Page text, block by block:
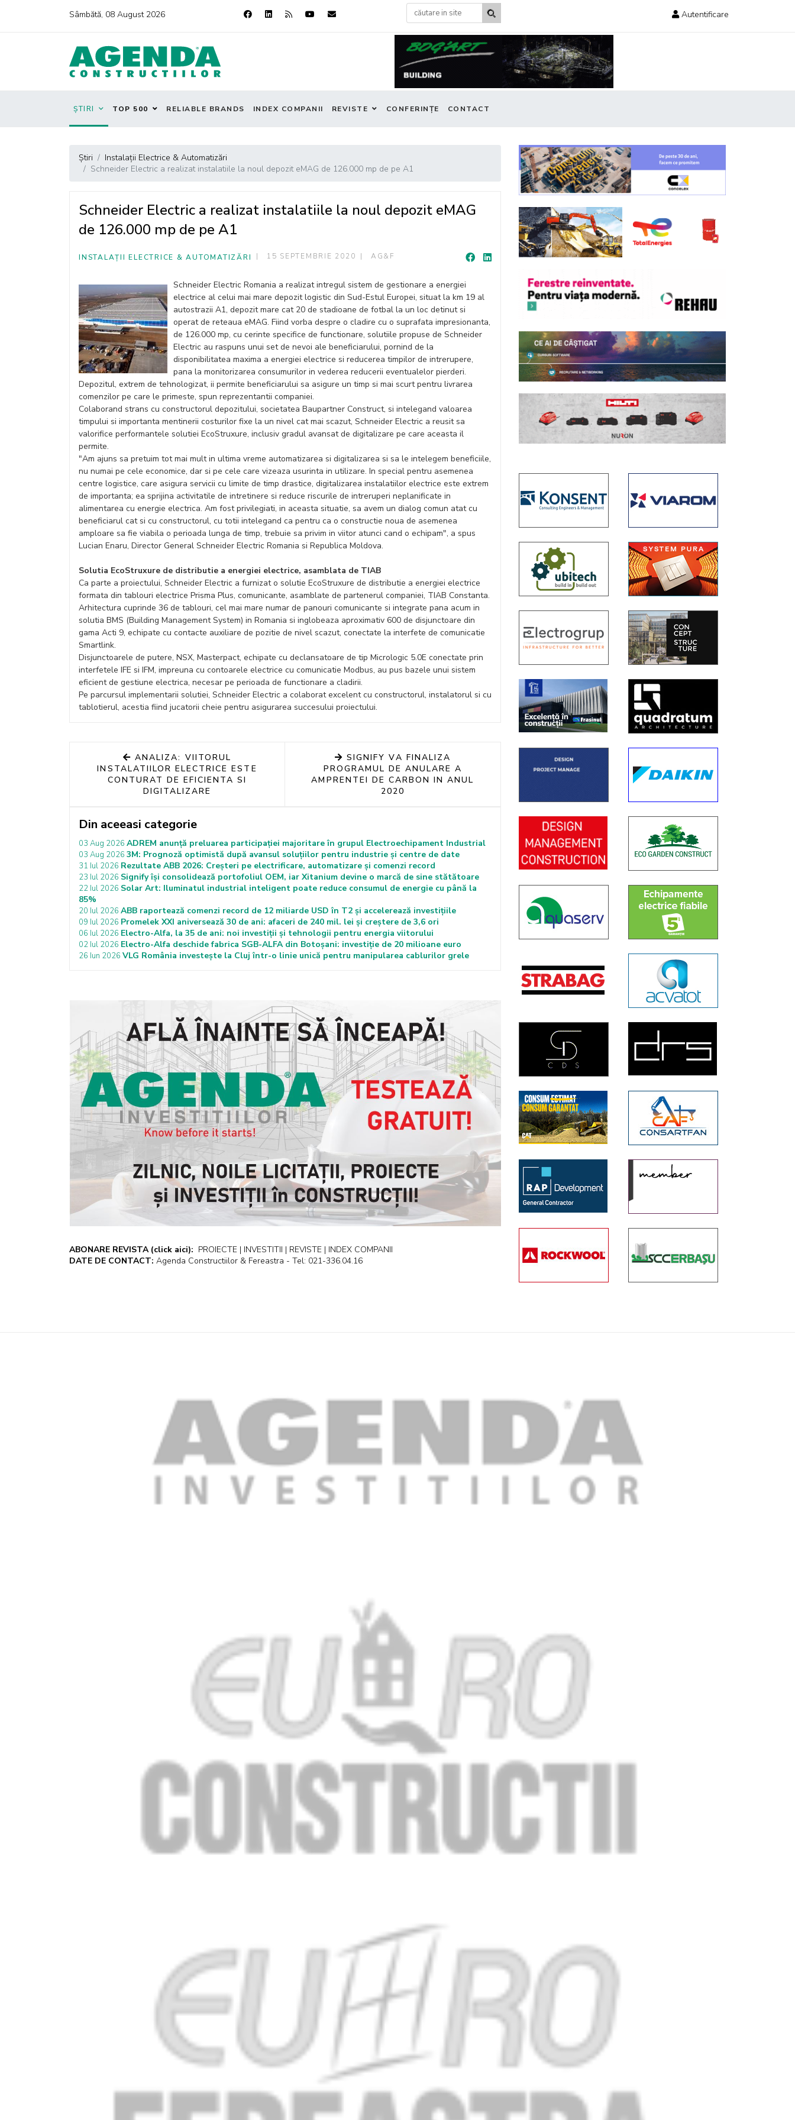
Sâmbătă, 08 August 2026 Autentificare
ȘTIRI TOP 500 RELIABLE BRANDS INDEX COMPANII REVISTE CONFERINȚE CONTACT
Știri
Instalații Electrice & Automatizări
Schneider Electric a realizat instalatiile la noul depozit eMAG de 126.000 mp de pe A1
Schneider Electric a realizat instalatiile la noul depozit eMAG
de 126.000 mp de pe A1
INSTALAȚII ELECTRICE & AUTOMATIZĂRI 15 SEPTEMBRIE 2020 AG&F
Schneider Electric Romania a realizat intregul sistem de gestionare a energiei
electrice al celui mai mare depozit logistic din Sud-Estul Europei, situat la km 19 al
autostrazii A1, depozit mare cat 20 de stadioane de fotbal la un loc detinut si
operat de reteaua eMAG. Fiind vorba despre o cladire cu o suprafata impresionanta,
de 126.000 mp, cu cerinte specifice de functionare, solutiile propuse de Schneider
Electric au raspuns unui set de nevoi ale beneficiarului, pornind de la
disponibilitatea maxima a energiei electrice si reducerea timpilor de intrerupere,
pana la monitorizarea consumurilor in vederea reducerii eventualelor pierderi.
Depozitul, extrem de tehnologizat, ii permite beneficiarului sa asigure un timp si mai scurt pentru livrarea
comenzilor pe care le primeste, spun reprezentantii companiei.
Colaborand strans cu constructorul depozitului, societatea Baupartner Construct, si intelegand valoarea
timpului si importanta mentinerii costurilor fixe la un nivel cat mai scazut, Schneider Electric a reusit sa
valorifice performantele solutiei EcoStruxure, inclusiv gradul avansat de digitalizare pe care aceasta il
permite.
"Am ajuns sa pretuim tot mai mult in ultima vreme automatizarea si digitalizarea si sa le intelegem beneficiile,
nu numai pe cele economice, dar si pe cele care vizeaza usurinta in utilizare. In special pentru asemenea
centre logistice, care asigura servicii cu limite de timp drastice, digitalizarea instalatiilor electrice este extrem
de importanta; ea sprijina activitatile de intretinere si reduce riscurile de intreruperi neplanificate in
alimentarea cu energie electrica. Am fost privilegiati, in aceasta situatie, sa avem un dialog comun atat cu
beneficiarul cat si cu constructorul, cu totii intelegand ca pentru ca o constructie noua de asemenea
amploare sa fie viabila o perioada lunga de timp, trebuie sa privim in viitor atunci cand o echipam", a spus
Lucian Enaru, Director General Schneider Electric Romania si Republica Moldova.
Solutia EcoStruxure de distributie a energiei electrice, asamblata de TIAB
Ca parte a proiectului, Schneider Electric a furnizat o solutie EcoStruxure de distributie a energiei electrice
formata din tablouri electrice Prisma Plus, comunicante, asamblate de partenerul companiei, TIAB Constanta.
Arhitectura cuprinde 36 de tablouri, cel mai mare numar de panouri comunicante si integrate pana acum in
solutia BMS (Building Management System) in Romania si inglobeaza aproximativ 600 de disjunctoare din
gama Acti 9, echipate cu contacte auxiliare de pozitie de nivel scazut, conectate la interfete de comunicatie
Smartlink.
Disjunctoarele de putere, NSX, Masterpact, echipate cu declansatoare de tip Micrologic 5.0E conectate prin
interfetele IFE si IFM, impreuna cu contoarele electrice cu comunicatie Modbus, au pus bazele unui sistem
eficient de gestiune electrica, necesar pe perioada de functionare a cladirii.
Pe parcursul implementarii solutiei, Schneider Electric a colaborat excelent cu constructorul, instalatorul si cu
tablotierul, acestia fiind jucatorii cheie pentru asigurarea succesului proiectului.
ANALIZA: VIITORUL
INSTALATIILOR ELECTRICE ESTE
CONTURAT DE EFICIENTA SI
DIGITALIZARE
SIGNIFY VA FINALIZA
PROGRAMUL DE ANULARE A
AMPRENTEI DE CARBON IN ANUL
2020
Din aceeasi categorie
03 Aug 2026 ADREM anunță preluarea participației majoritare în grupul Electroechipament Industrial
03 Aug 2026 3M: Prognoză optimistă după avansul soluțiilor pentru industrie și centre de date
31 Iul 2026 Rezultate ABB 2026: Creșteri pe electrificare, automatizare și comenzi record
23 Iul 2026 Signify își consolidează portofoliul OEM, iar Xitanium devine o marcă de sine stătătoare
22 Iul 2026 Solar Art: Iluminatul industrial inteligent poate reduce consumul de energie cu până la
85%
20 Iul 2026 ABB raportează comenzi record de 12 miliarde USD în T2 și accelerează investițiile
09 Iul 2026 Promelek XXI aniversează 30 de ani: afaceri de 240 mil. lei și creștere de 3,6 ori
06 Iul 2026 Electro-Alfa, la 35 de ani: noi investiții și tehnologii pentru energia viitorului
02 Iul 2026 Electro-Alfa deschide fabrica SGB-ALFA din Botoșani: investiție de 20 milioane euro
26 Iun 2026 VLG România investește la Cluj într-o linie unică pentru manipularea cablurilor grele
ABONARE REVISTA (click aici): PROIECTE | INVESTITII | REVISTE | INDEX COMPANII
DATE DE CONTACT: Agenda Constructiilor & Fereastra - Tel: 021-336.04.16